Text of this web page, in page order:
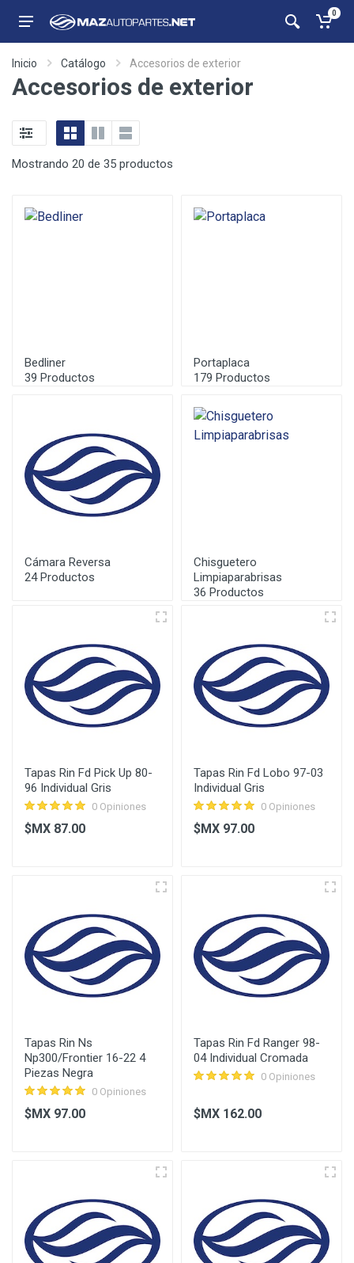
0
Inicio Catálogo Accesorios de exterior
Accesorios de exterior
Mostrando 20 de 35 productos
Bedliner
39 Productos
Portaplaca
179 Productos
Cámara Reversa
24 Productos
Chisguetero
Limpiaparabrisas
36 Productos
Tapas Rin Fd Pick Up 80-
96 Individual Gris
0 Opiniones
$MX 87.00
Tapas Rin Fd Lobo 97-03
Individual Gris
0 Opiniones
$MX 97.00
Tapas Rin Ns
Np300/Frontier 16-22 4
Piezas Negra
0 Opiniones
$MX 97.00
Tapas Rin Fd Ranger 98-
04 Individual Cromada
0 Opiniones
$MX 162.00